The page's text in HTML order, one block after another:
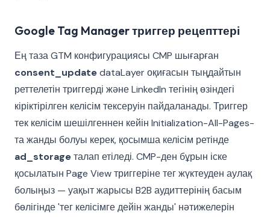
Google Tag Manager триггер рецепттері
Ең таза GTM конфигурациясы CMP шығарған
consent_updatedataLayer оқиғасын тыңдайтын
реттелетін триггерді және LinkedIn тегінің өзіндегі
кіріктірілген келісім тексеруін пайдаланады. Триггер
тек келісім шешілгеннен кейін Initialization-All-Pages-
та жанды болуы керек, қосымша келісім ретінде
ad_storageталап етіледі. CMP-ден бұрын іске
қосылатын Page View триггеріне тег жүктеуден аулақ
болыңыз — уақыт жарысы B2B аудиттерінің басым
бөлігінде 'тег келісімге дейін жанды' нәтижелерін